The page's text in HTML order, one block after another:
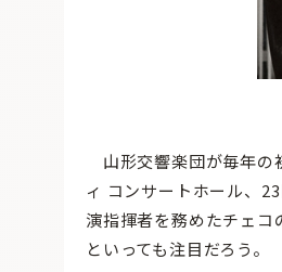
山形交響楽団が毎年の
ィ コンサートホール、
演指揮者を務めたチェ
といっても注目だろう。